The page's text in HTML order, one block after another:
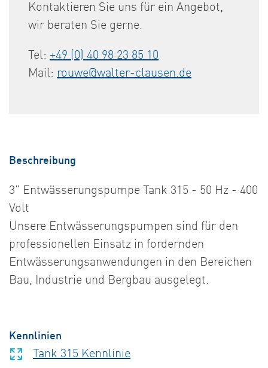
Kontaktieren Sie uns für ein Angebot,
wir beraten Sie gerne.
Tel: +49 (0) 40 98 23 85 10
Mail: rouwe@walter-clausen.de
Beschreibung
3" Entwässerungspumpe Tank 315 - 50 Hz - 400
Volt
Unsere Entwässerungspumpen sind für den
professionellen Einsatz in fordernden
Entwässerungsanwendungen in den Bereichen
Bau, Industrie und Bergbau ausgelegt.
Kennlinien
Tank 315 Kennlinie